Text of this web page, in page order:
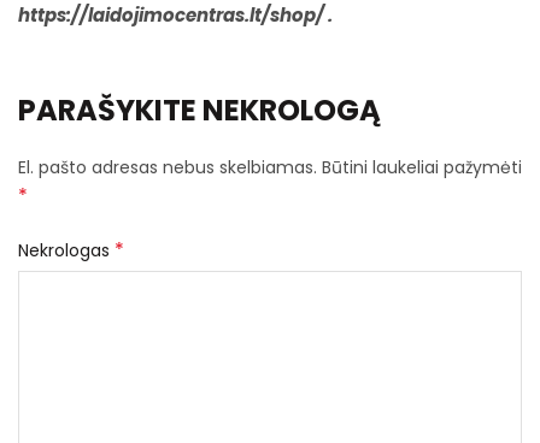
https://laidojimocentras.lt/shop/.
PARAŠYKITE NEKROLOGĄ
El. pašto adresas nebus skelbiamas. Būtini laukeliai pažymėti
*
Nekrologas *